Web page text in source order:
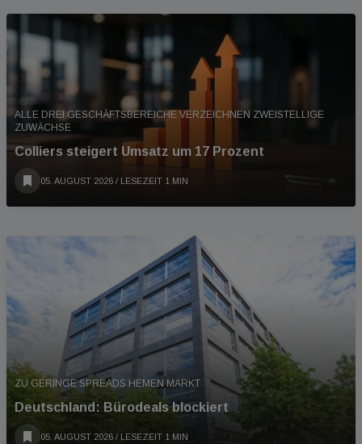
ALLE DREI GESCHÄFTSBEREICHE VERZEICHNEN ZWEISTELLIGE
ZUWÄCHSE
Colliers steigert Umsatz um 17 Prozent
05. AUGUST 2026 / LESEZEIT 1 MIN
ZU GERINGE SPREADS HEMEN MARKT
Deutschland: Bürodeals blockiert
05. AUGUST 2026 / LESEZEIT 1 MIN